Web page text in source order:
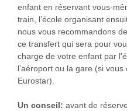
enfant en réservant vous-
train, l’école organisant
nous vous recommandons
ce transfert qui sera pour
charge de votre enfant par
l’aéroport ou la gare (si
Eurostar).
Un conseil: avant de